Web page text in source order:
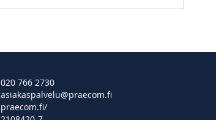
020 766 2730
asiakaspalvelu@praecom.fi
praecom.fi/